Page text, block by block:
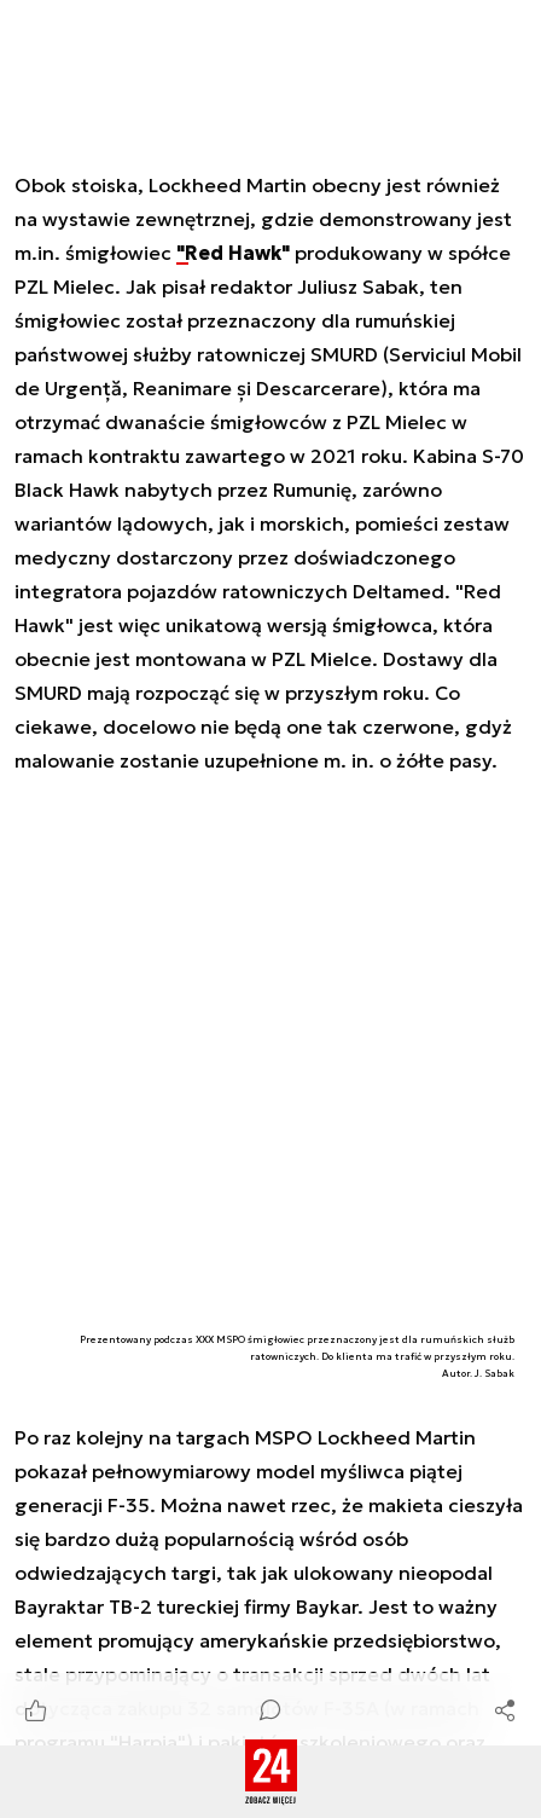
Obok stoiska, Lockheed Martin obecny jest również
na wystawie zewnętrznej, gdzie demonstrowany jest
m.in. śmigłowiec "Red Hawk" produkowany w spółce
PZL Mielec. Jak pisał redaktor Juliusz Sabak, ten
śmigłowiec został przeznaczony dla rumuńskiej
państwowej służby ratowniczej SMURD (Serviciul Mobil
de Urgență, Reanimare și Descarcerare), która ma
otrzymać dwanaście śmigłowców z PZL Mielec w
ramach kontraktu zawartego w 2021 roku. Kabina S-70
Black Hawk nabytych przez Rumunię, zarówno
wariantów lądowych, jak i morskich, pomieści zestaw
medyczny dostarczony przez doświadczonego
integratora pojazdów ratowniczych Deltamed. "Red
Hawk" jest więc unikatową wersją śmigłowca, która
obecnie jest montowana w PZL Mielce. Dostawy dla
SMURD mają rozpocząć się w przyszłym roku. Co
ciekawe, docelowo nie będą one tak czerwone, gdyż
malowanie zostanie uzupełnione m. in. o żółte pasy.
Prezentowany podczas XXX MSPO śmigłowiec przeznaczony jest dla rumuńskich służb
ratowniczych. Do klienta ma trafić w przyszłym roku.
Autor. J. Sabak
Po raz kolejny na targach MSPO Lockheed Martin
pokazał pełnowymiarowy model myśliwca piątej
generacji F-35. Można nawet rzec, że makieta cieszyła
się bardzo dużą popularnością wśród osób
odwiedzających targi, tak jak ulokowany nieopodal
Bayraktar TB-2 tureckiej firmy Baykar. Jest to ważny
element promujący amerykańskie przedsiębiorstwo,
stale przypominający o transakcji sprzed dwóch lat
dotycząca zakupu 32 samolotów F-35A (w ramach
programu "Harpia") i pakietów szkoleniowego oraz
logistycznego. Wartość umowy wyniosła 4,6 mld USD.
Proces dostaw ruszy w 2024 roku, przy czym